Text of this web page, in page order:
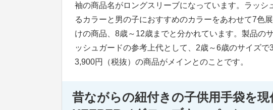
袖の商品名がロングスリーブになっています。ラッシ
るカラーと男の子におすすめのカラーをあわせて7色
けの商品、8歳～12歳までと分かれています。製品の
ッシュガードの参考上代として、2歳～6歳のサイズ
3,900円（税抜）の商品がメインとのことです。
昔ながらの紐付きの子供用手袋を